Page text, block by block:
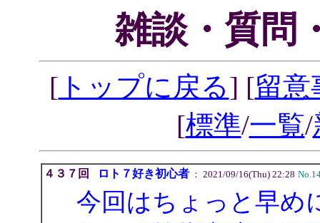
雑談・質問
[ トップに戻る] [留意
[標準/一覧/
４３７回 ロト７好き初心者： 2021/09/16(Thu) 22:28
今回はちょっと早め